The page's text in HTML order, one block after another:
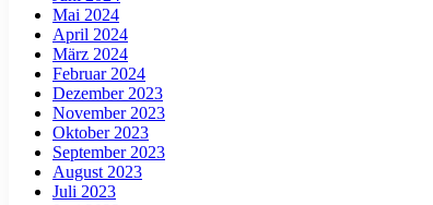
Mai 2024
April 2024
März 2024
Februar 2024
Dezember 2023
November 2023
Oktober 2023
September 2023
August 2023
Juli 2023